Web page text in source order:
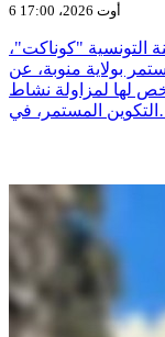
6 أوت 2026، 17:00
التونسية "كوناكت"،
بولاية منوبة، عن
لها لمزاولة نشاط
في…